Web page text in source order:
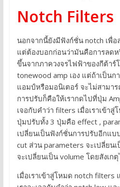
Notch Filters
นอกจากนี้ยังมีฟังก์ชั่น notch เพื่
แต่ต้องบอกก่อนว่ามันคือการล
ขึ้นจากภาควงจรไฟฟ้าของกีต้าร์
tonewood amp เอง แต่ถ้าเป็น
แอมป์หรือมอนิเตอร์ จะไม่สามา
การปรับก็คือให้เรากดไปที่ปุ่ม
เจอกับคำว่า filters เมื่อเราเข้า
ปุ่มปรับทั้ง 3 ปุ่มคือ effect ,
เปลี่ยนเป็นฟังก์ชั่นการปรับอีกแบ
cut ส่วน parameters จะเปลี่ยน
จะเปลี่ยนเป็น volume โดยสังเก
เมื่อเราเข้าสู่โหมด notch